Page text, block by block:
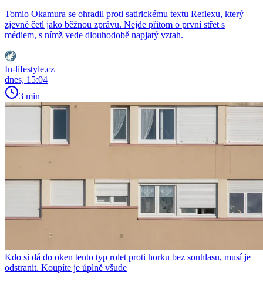
Tomio Okamura se ohradil proti satirickému textu Reflexu, který
zjevně četl jako běžnou zprávu. Nejde přitom o první střet s
médiem, s nímž vede dlouhodobě napjatý vztah.
In-lifestyle.cz
dnes, 15:04
3 min
Kdo si dá do oken tento typ rolet proti horku bez souhlasu, musí je
odstranit. Koupíte je úplně všude